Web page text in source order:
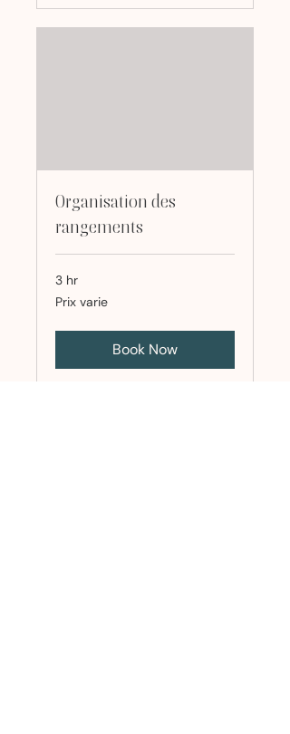
Organisation des
rangements
3 hr
Prix
varie
Prix varie
Book Now